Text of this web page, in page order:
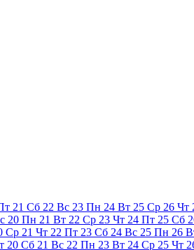
21 Сб 22 Вс 23 Пн 24 Вт 25 Ср 26 Чт
20 Пн 21 Вт 22 Ср 23 Чт 24 Пт 25 Сб
Ср 21 Чт 22 Пт 23 Сб 24 Вс 25 Пн 26
20 Сб 21 Вс 22 Пн 23 Вт 24 Ср 25 Чт